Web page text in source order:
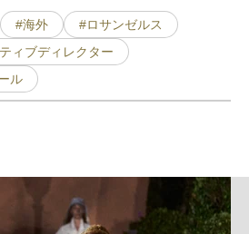
#海外
#ロサンゼルス
ィブディレクター
ル